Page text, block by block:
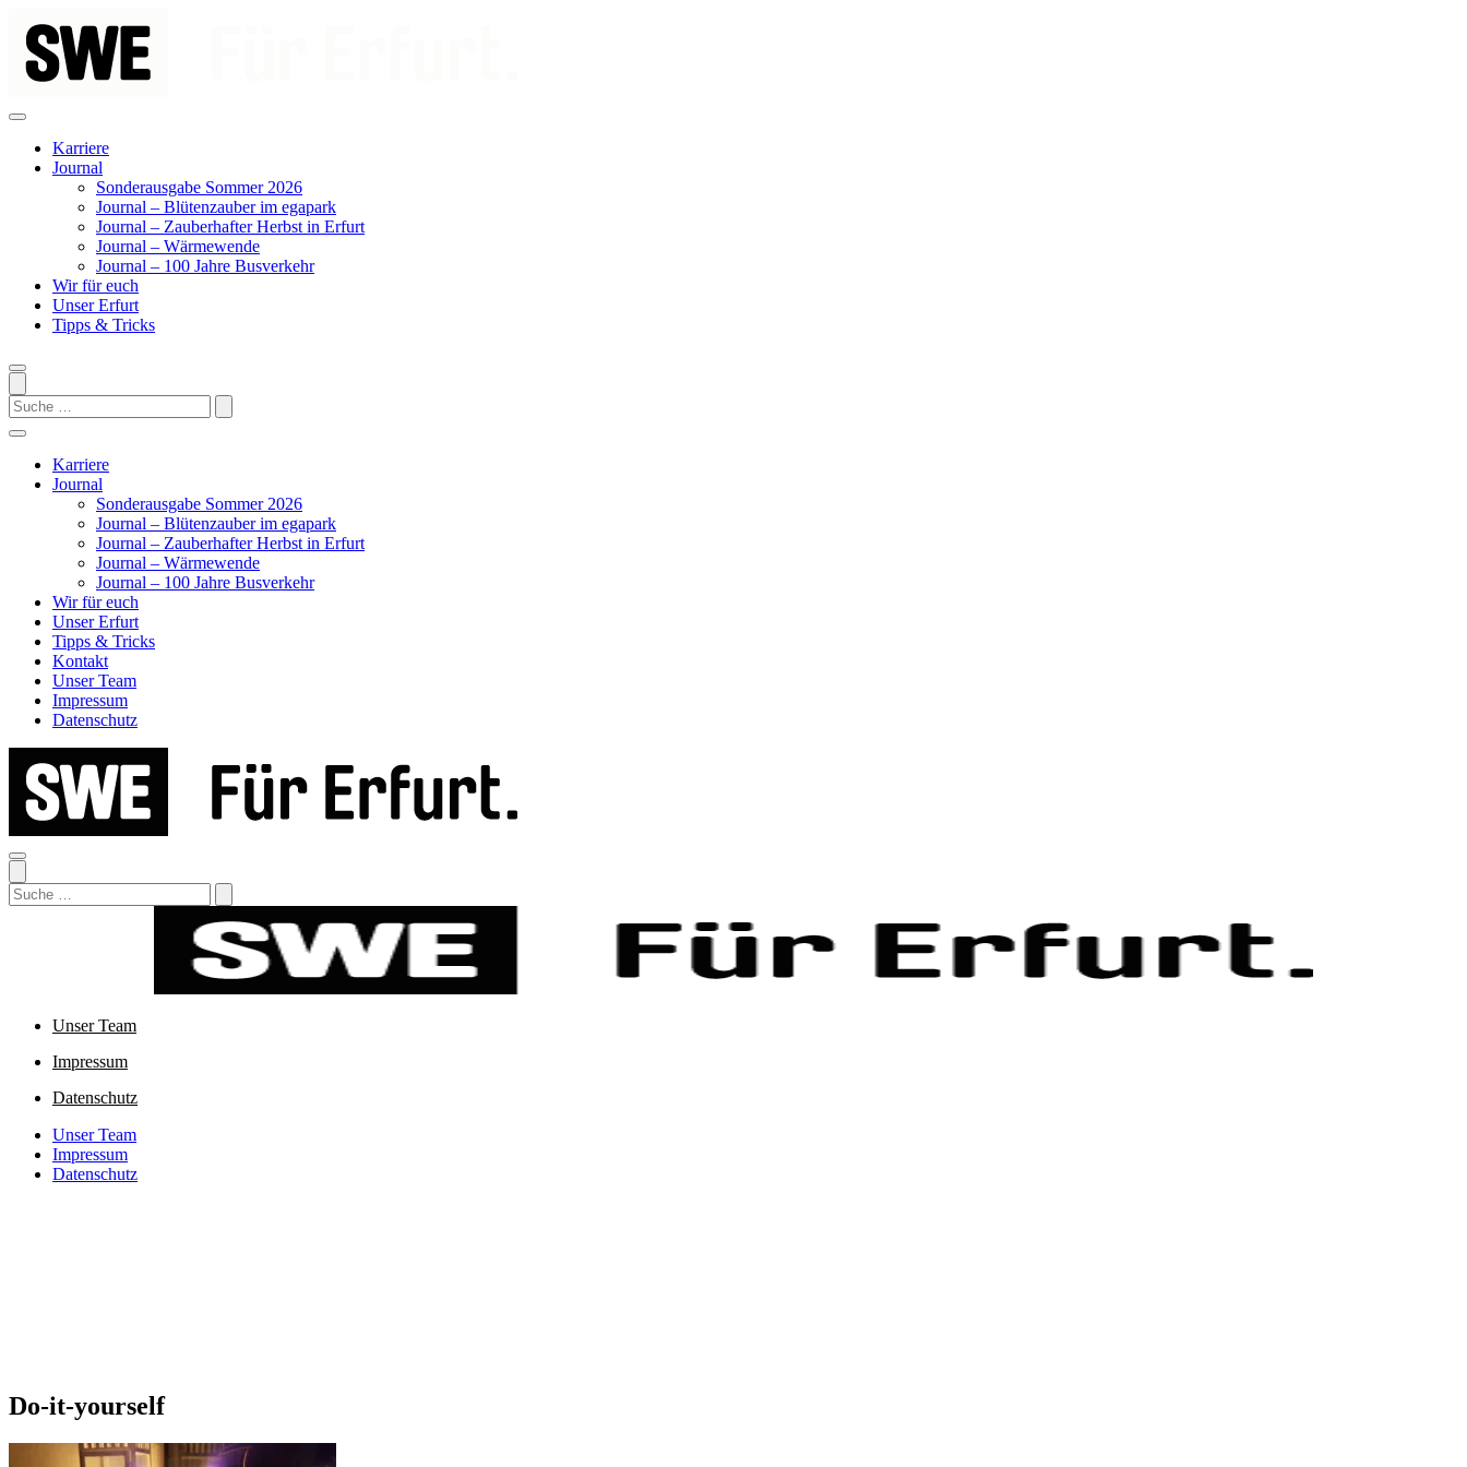
Inhalt
springen
Karriere
Journal
Sonderausgabe Sommer 2026
Journal – Blütenzauber im egapark
Journal – Zauberhafter Herbst in Erfurt
Journal – Wärmewende
Journal – 100 Jahre Busverkehr
Wir für euch
Unser Erfurt
Tipps & Tricks
Search
Karriere
Journal
Sonderausgabe Sommer 2026
Journal – Blütenzauber im egapark
Journal – Zauberhafter Herbst in Erfurt
Journal – Wärmewende
Journal – 100 Jahre Busverkehr
Wir für euch
Unser Erfurt
Tipps & Tricks
Kontakt
Unser Team
Impressum
Datenschutz
Search
Unser Team
Impressum
Datenschutz
Unser Team
Impressum
Datenschutz
Do-it-yourself